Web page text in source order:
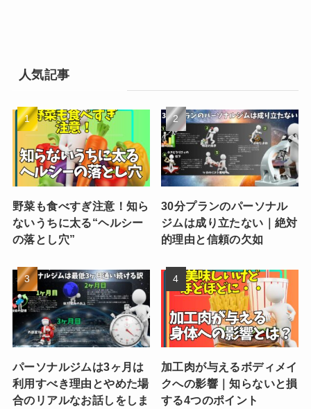
人気記事
野菜も食べすぎ注意！知ら
ないうちに太る“ヘルシー
の落とし穴”
30分プランのパーソナル
ジムは成り立たない｜絶対
的理由と信頼の欠如
パーソナルジムは3ヶ月は
利用すべき理由とやめた場
合のリアルなお話しをしま
加工肉が与えるボディメイ
クへの影響｜知らないと損
する4つのポイント